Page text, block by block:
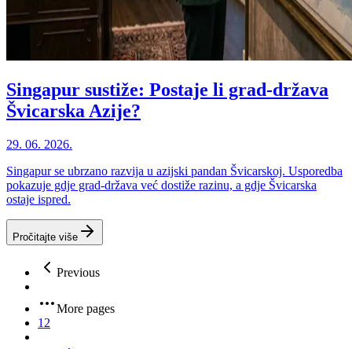
Singapur sustiže: Postaje li grad-država
Švicarska Azije?
29. 06. 2026.
Singapur se ubrzano razvija u azijski pandan Švicarskoj. Usporedba
pokazuje gdje grad-država već dostiže razinu, a gdje Švicarska
ostaje ispred.
Pročitajte više
Previous
More pages
12